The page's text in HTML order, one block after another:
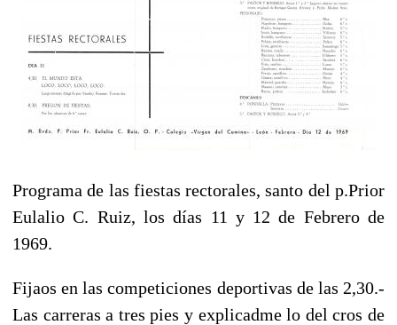
Programa de las fiestas rectorales, santo del p.Prior
Eulalio C. Ruiz, los días 11 y 12 de Febrero de
1969.
Fijaos en las competiciones deportivas de las 2,30.-
Las carreras a tres pies y explicadme lo del cros de